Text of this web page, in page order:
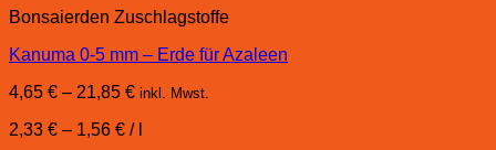
Bonsaierden Zuschlagstoffe
Kanuma 0-5 mm – Erde für Azaleen
4,65 € – 21,85 € inkl. Mwst.
2,33 € – 1,56 € /